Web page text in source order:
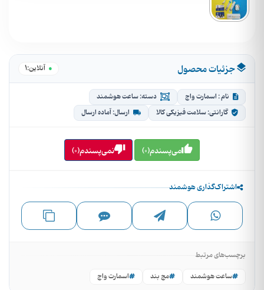
جزئیات محصول آنلاین:1
نام : اسمارت واچ
دسته: ساعت هوشمند
گارانتی: سلامت فیزیکی کالا
ارسال: آماده ارسال
می‌پسندم(0) نمی‌پسندم(0)
اشتراک‌گذاری هوشمند
برچسب‌های مرتبط
ساعت هوشمند
مچ بند اسمارت واچ